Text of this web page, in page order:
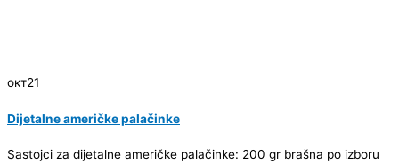
окт21
Dijetalne američke palačinke
Sastojci za dijetalne američke palačinke: 200 gr brašna po izboru